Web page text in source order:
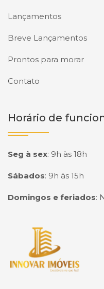
Lançamentos
Breve Lançamentos
Prontos para morar
Contato
Horário de
Seg à sex: 9h às 18h
Sábados: 9h às 15h
Domingos e feriados:
Página inicial